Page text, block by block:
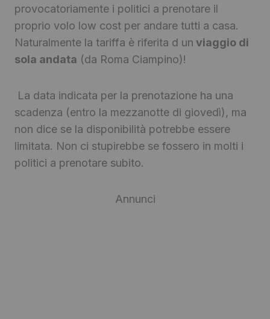
provocatoriamente i politici a prenotare il
proprio volo low cost per andare tutti a casa.
Naturalmente la tariffa è riferita d un viaggio di
sola andata (da Roma Ciampino)!
La data indicata per la prenotazione ha una
scadenza (entro la mezzanotte di giovedì), ma
non dice se la disponibilità potrebbe essere
limitata. Non ci stupirebbe se fossero in molti i
politici a prenotare subito.
Annunci